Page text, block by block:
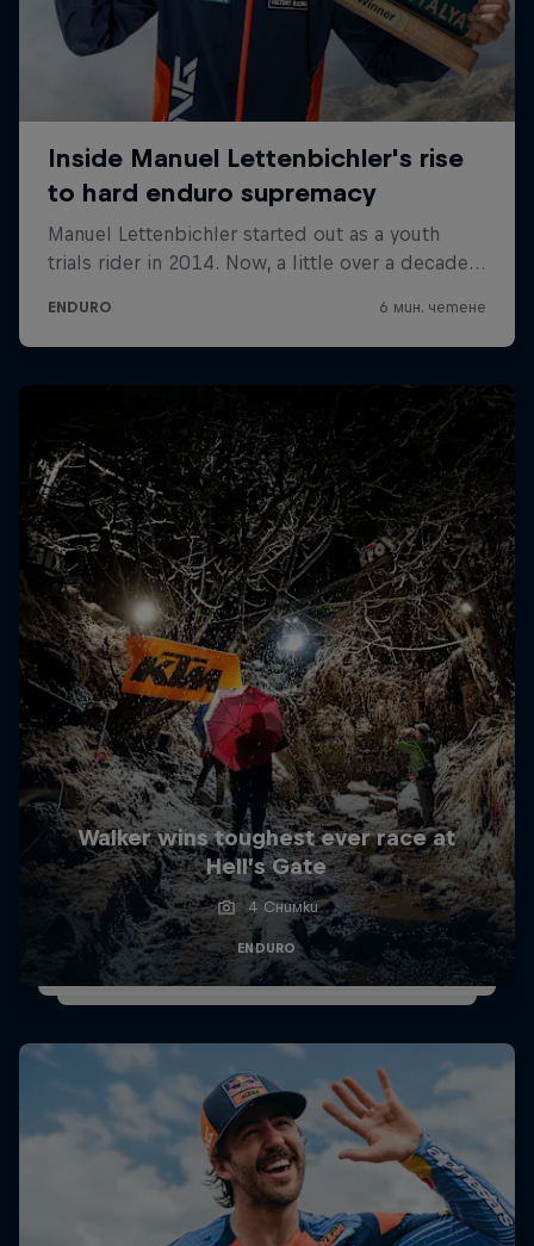
Walker wins toughest ever race at
Hell’s Gate
4 Снимки
ENDURO